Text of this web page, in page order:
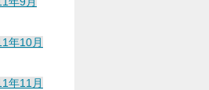
年10月
年11月